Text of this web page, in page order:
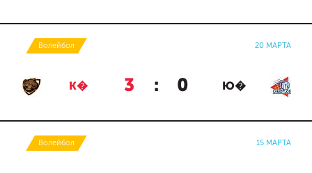
Волейбол 20 МАРТА
К� 3 : 0 Ю�
Волейбол 15 МАРТА